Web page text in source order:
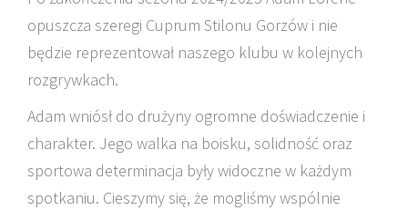
opuszcza szeregi Cuprum Stilonu Gorzów i nie
będzie reprezentował naszego klubu w kolejnych
rozgrywkach.
Adam wniósł do drużyny ogromne doświadczenie i
charakter. Jego walka na boisku, solidność oraz
sportowa determinacja były widoczne w każdym
spotkaniu. Cieszymy się, że mogliśmy wspólnie